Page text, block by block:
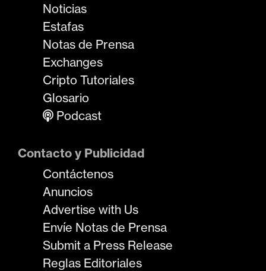
Noticias
Estafas
Notas de Prensa
Exchanges
Cripto Tutoriales
Glosario
Podcast
Contacto y Publicidad
Contáctenos
Anuncios
Advertise with Us
Envíe Notas de Prensa
Submit a Press Release
Reglas Editoriales